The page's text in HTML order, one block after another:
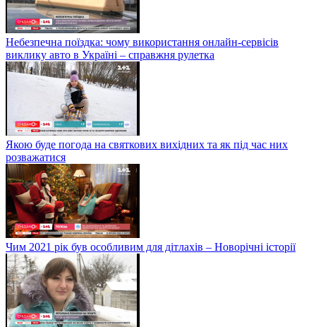
Небезпечна поїздка: чому використання онлайн-сервісів
виклику авто в Україні – справжня рулетка
Якою буде погода на святкових вихідних та як під час них
розважатися
Чим 2021 рік був особливим для дітлахів – Новорічні історії